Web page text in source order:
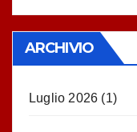
ARCHIVIO
Luglio 2026 (1)